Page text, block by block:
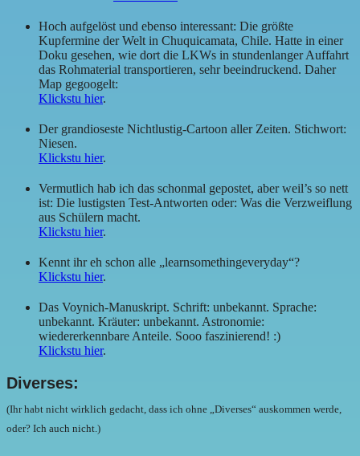
Hoch aufgelöst und ebenso interessant: Die größte
Kupfermine der Welt in Chuquicamata, Chile. Hatte in einer
Doku gesehen, wie dort die LKWs in stundenlanger Auffahrt
das Rohmaterial transportieren, sehr beeindruckend. Daher
Map gegoogelt:
Klickstu hier.
Der grandioseste Nichtlustig-Cartoon aller Zeiten. Stichwort:
Niesen.
Klickstu hier.
Vermutlich hab ich das schonmal gepostet, aber weil’s so nett
ist: Die lustigsten Test-Antworten oder: Was die Verzweiflung
aus Schülern macht.
Klickstu hier.
Kennt ihr eh schon alle „learnsomethingeveryday“?
Klickstu hier.
Das Voynich-Manuskript. Schrift: unbekannt. Sprache:
unbekannt. Kräuter: unbekannt. Astronomie:
wiedererkennbare Anteile. Sooo faszinierend! :)
Klickstu hier.
Diverses:
(Ihr habt nicht wirklich gedacht, dass ich ohne „Diverses“ auskommen werde,
oder? Ich auch nicht.)